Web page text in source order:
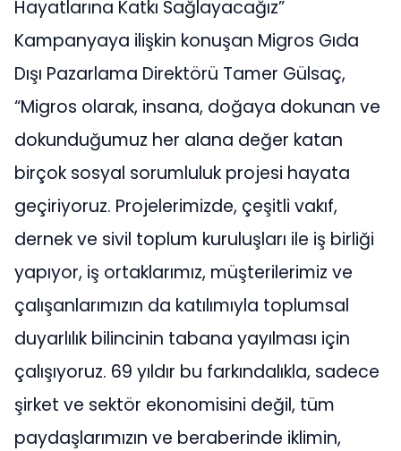
Hayatlarına Katkı Sağlayacağız”
Kampanyaya ilişkin konuşan Migros Gıda
Dışı Pazarlama Direktörü Tamer Gülsaç,
“Migros olarak, insana, doğaya dokunan ve
dokunduğumuz her alana değer katan
birçok sosyal sorumluluk projesi hayata
geçiriyoruz. Projelerimizde, çeşitli vakıf,
dernek ve sivil toplum kuruluşları ile iş birliği
yapıyor, iş ortaklarımız, müşterilerimiz ve
çalışanlarımızın da katılımıyla toplumsal
duyarlılık bilincinin tabana yayılması için
çalışıyoruz. 69 yıldır bu farkındalıkla, sadece
şirket ve sektör ekonomisini değil, tüm
paydaşlarımızın ve beraberinde iklimin,